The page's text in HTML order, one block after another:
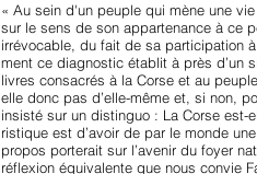
« Au sein d'un peuple qui mène une
sur le sens de son appartenance à ce
irrévocable, du fait de sa participation
ment ce diagnostic établit à près d’un
livres consacrés à la Corse et au
elle donc pas d’elle-même et, si non,
insisté sur un distinguo : La Corse est-
ristique est d’avoir de par le monde
propos porterait sur l’avenir du foyer
réflexion équivalente que nous convie